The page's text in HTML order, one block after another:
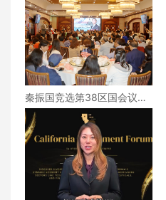
秦振国竞选第38区国会议员
争取跨族裔民众支持